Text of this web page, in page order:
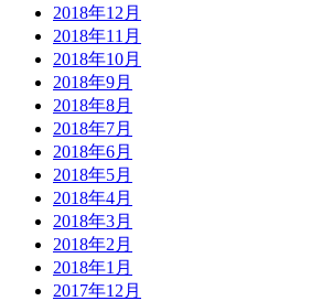
2018年12月
2018年11月
2018年10月
2018年9月
2018年8月
2018年7月
2018年6月
2018年5月
2018年4月
2018年3月
2018年2月
2018年1月
2017年12月